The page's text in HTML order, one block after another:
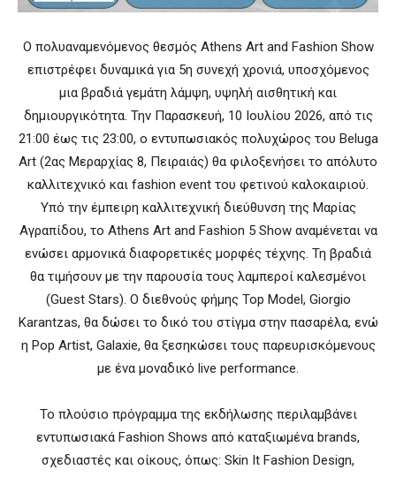
Ο πολυαναμενόμενος θεσμός Athens Art and Fashion Show
επιστρέφει δυναμικά για 5η συνεχή χρονιά, υποσχόμενος
μια βραδιά γεμάτη λάμψη, υψηλή αισθητική και
δημιουργικότητα. Την Παρασκευή, 10 Ιουλίου 2026, από τις
21:00 έως τις 23:00, ο εντυπωσιακός πολυχώρος του Beluga
Art (2ας Μεραρχίας 8, Πειραιάς) θα φιλοξενήσει το απόλυτο
καλλιτεχνικό και fashion event του φετινού καλοκαιριού.
Υπό την έμπειρη καλλιτεχνική διεύθυνση της Μαρίας
Αγραπίδου, το Athens Art and Fashion 5 Show αναμένεται να
ενώσει αρμονικά διαφορετικές μορφές τέχνης. Τη βραδιά
θα τιμήσουν με την παρουσία τους λαμπεροί καλεσμένοι
(Guest Stars). Ο διεθνούς φήμης Top Model, Giorgio
Karantzas, θα δώσει το δικό του στίγμα στην πασαρέλα, ενώ
η Pop Artist, Galaxie, θα ξεσηκώσει τους παρευρισκόμενους
με ένα μοναδικό live performance.
Το πλούσιο πρόγραμμα της εκδήλωσης περιλαμβάνει
εντυπωσιακά Fashion Shows από καταξιωμένα brands,
σχεδιαστές και οίκους, όπως: Skin It Fashion Design,